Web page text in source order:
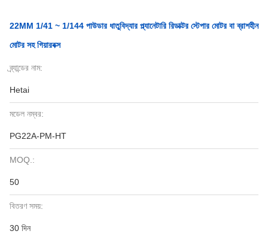
22MM 1/41 ~ 1/144 পাউডার ধাতুবিদ্যার প্ল্যানেটারি রিডাক্টর স্টেপার মোটর বা ব্রাশহীন
মোটর সহ গিয়ারবক্স
ব্র্যান্ডের নাম:
Hetai
মডেল নম্বর:
PG22A-PM-HT
MOQ.:
50
বিতরণ সময়:
30 দিন